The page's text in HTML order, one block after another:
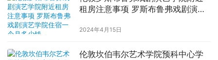
租房注意事项 罗斯布鲁弗戏剧演艺
2024年4月15日
伦敦坎伯韦尔艺术学院预科中心学